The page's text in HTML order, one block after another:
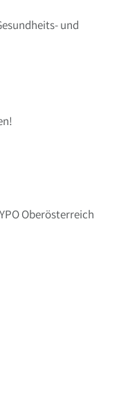
und
Oberösterreich